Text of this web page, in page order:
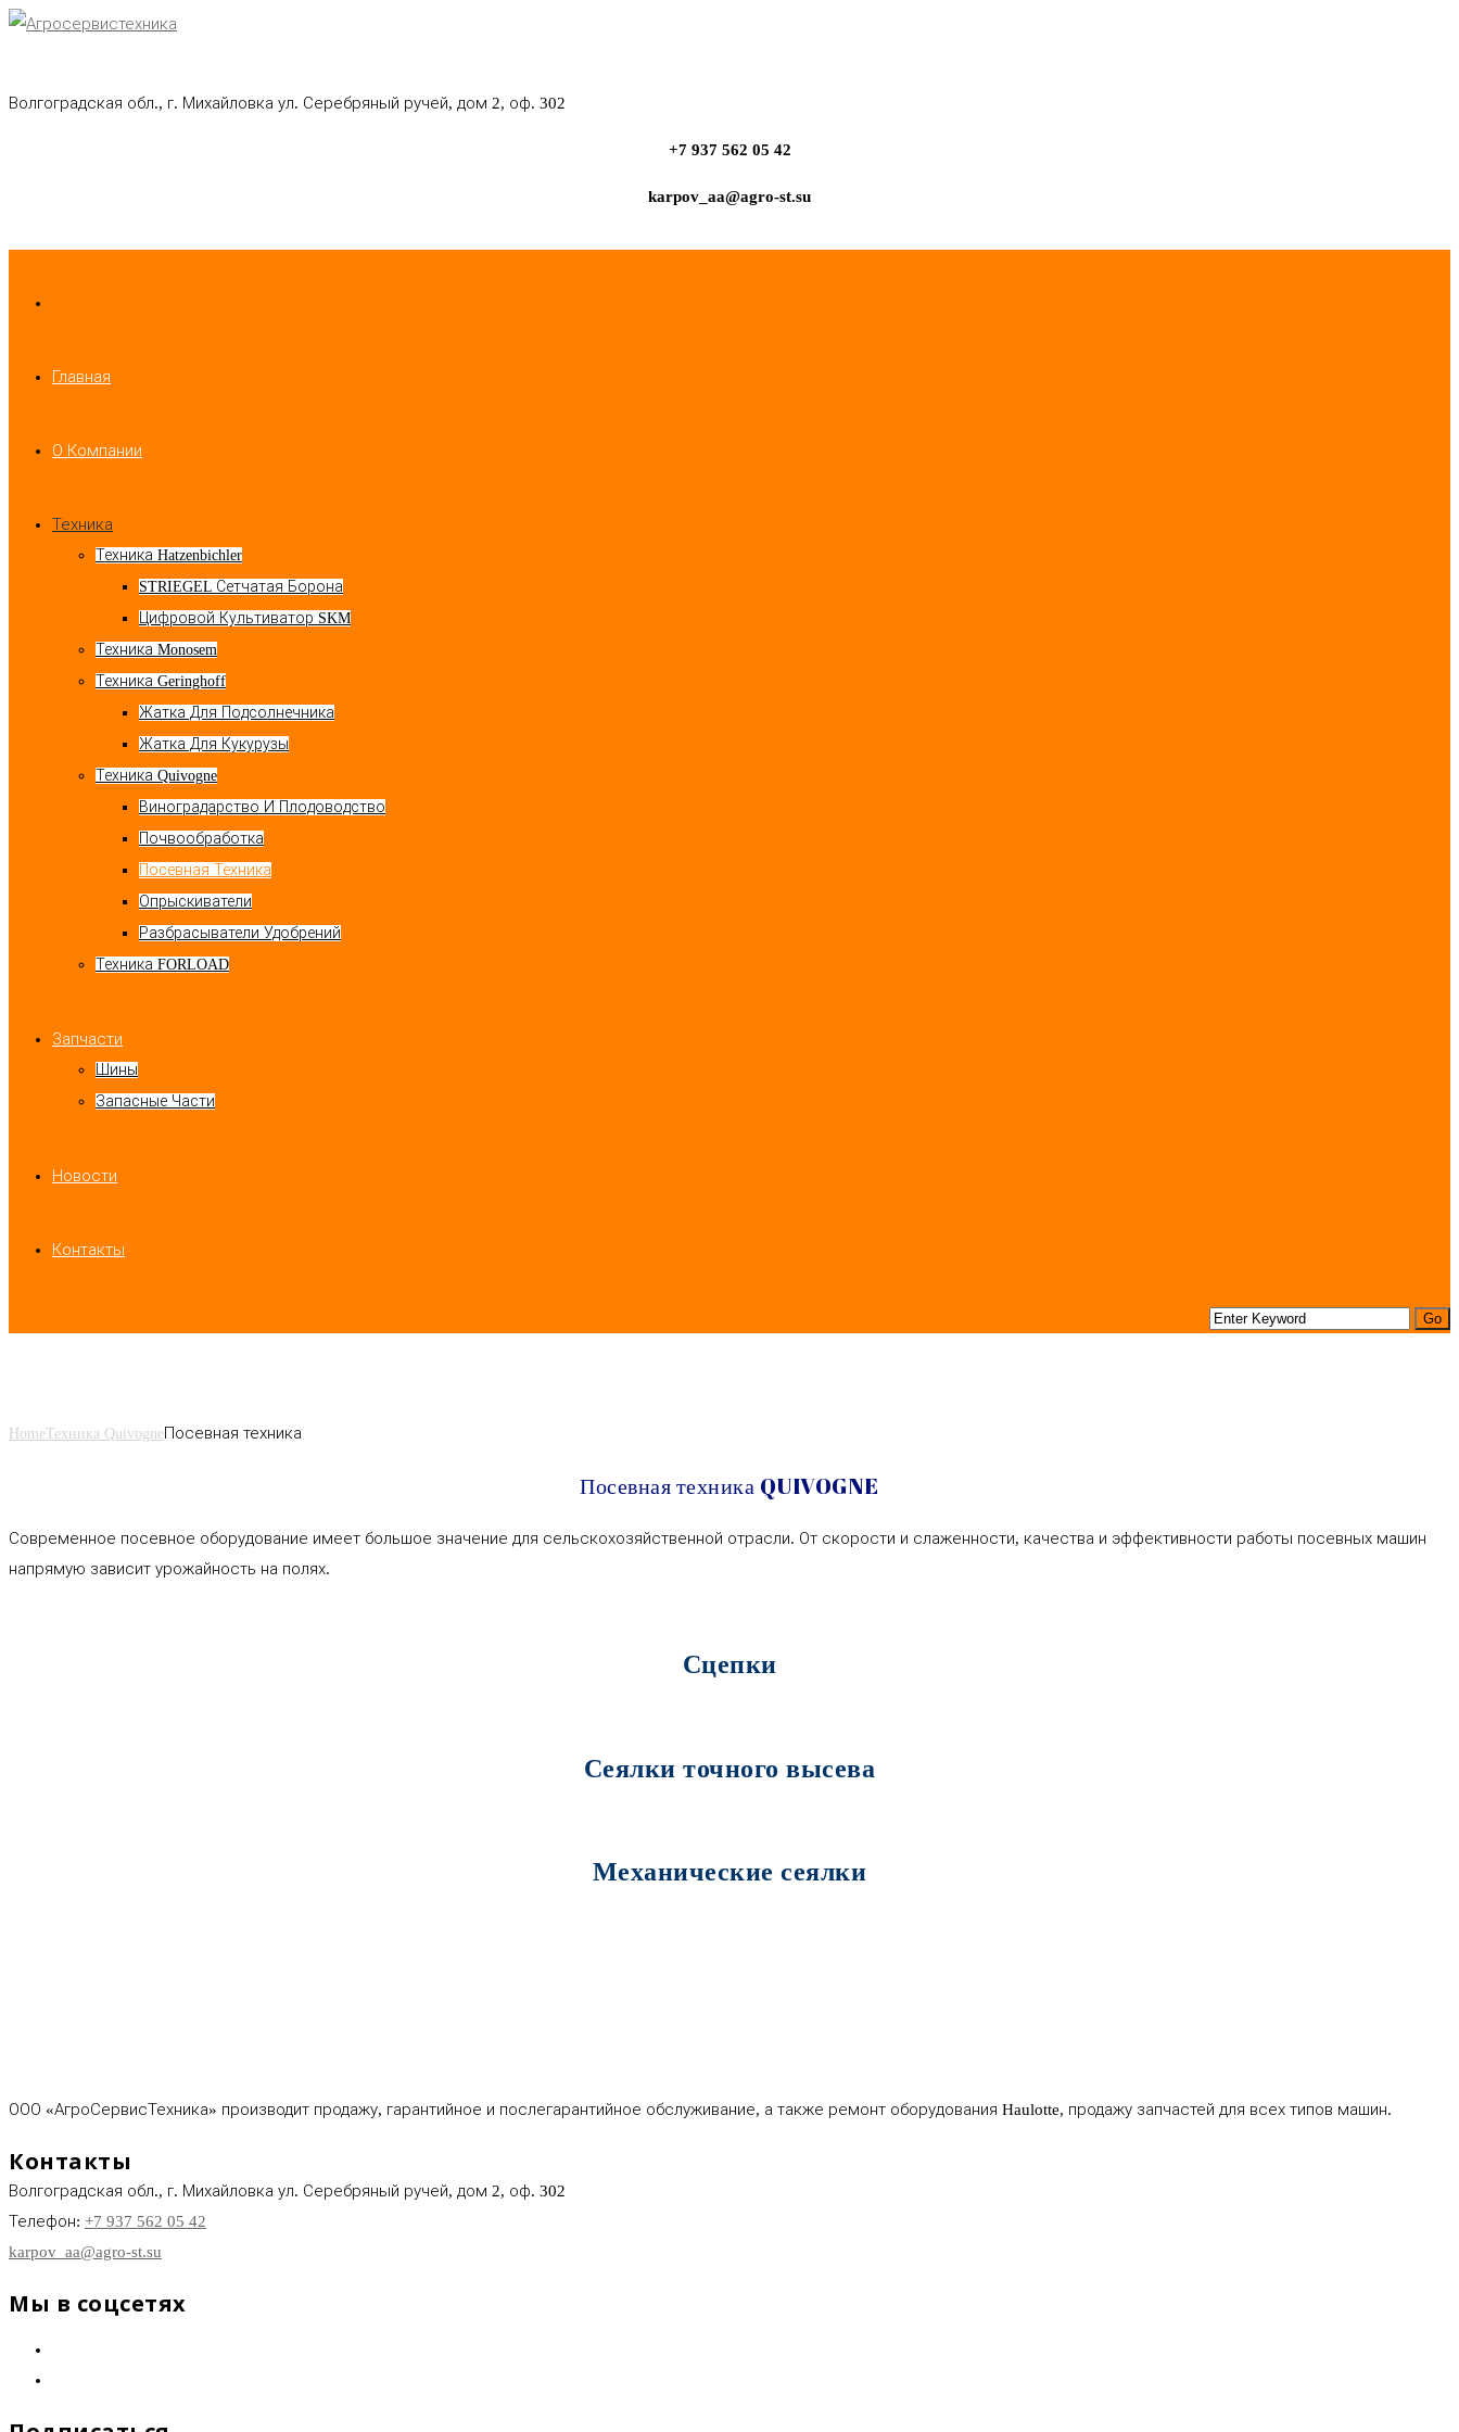
Волгоградская обл., г. Михайловка ул. Серебряный ручей, дом 2, оф. 302
+7 937 562 05 42
karpov_aa@agro-st.su
Главная
О Компании
Техника
Техника Hatzenbichler
STRIEGEL Сетчатая Борона
Цифровой Культиватор SKM
Техника Monosem
Техника Geringhoff
Жатка Для Подсолнечника
Жатка Для Кукурузы
Техника Quivogne
Виноградарство И Плодоводство
Почвообработка
Посевная Техника
Опрыскиватели
Разбрасыватели Удобрений
Техника FORLOAD
Запчасти
Шины
Запасные Части
Новости
Контакты
HomeТехника QuivogneПосевная техника
Посевная техника QUIVOGNE
Современное посевное оборудование имеет большое значение для сельскохозяйственной отрасли. От скорости и слаженности, качества и эффективности работы посевных машин
напрямую зависит урожайность на полях.
Сцепки
Сеялки точного высева
Механические сеялки
ООО «АгроСервисТехника» производит продажу, гарантийное и послегарантийное обслуживание, а также ремонт оборудования Haulotte, продажу запчастей для всех типов машин.
Контакты
Волгоградская обл., г. Михайловка ул. Серебряный ручей, дом 2, оф. 302
Телефон: +7 937 562 05 42
karpov_aa@agro-st.su
Мы в соцсетях